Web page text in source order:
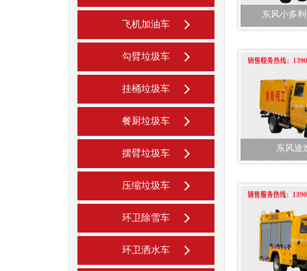
飞机加油车
勾臂垃圾车
挂桶垃圾车
餐厨垃圾车
摆臂垃圾车
压缩垃圾车
环卫除雪车
环卫洒水车
东风小多
东风途